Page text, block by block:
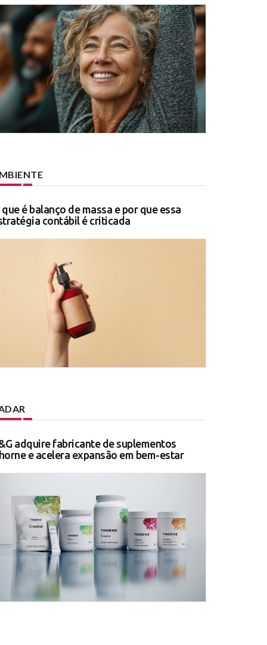
que é balanço de massa e por que essa
contábil é criticada
adquire fabricante de suplementos
e acelera expansão em bem-estar